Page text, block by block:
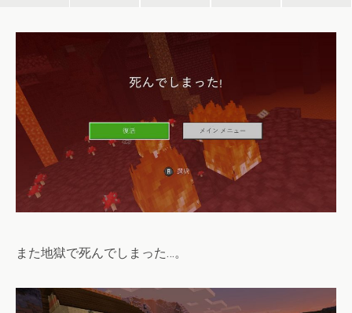
また地獄で死んでしまった…。